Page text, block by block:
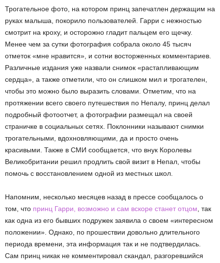
Трогательное фото, на котором принц запечатлен держащим на
руках малыша, покорило пользователей. Гарри с нежностью
смотрит на кроху, и осторожно гладит пальцем его щечку.
Менее чем за сутки фотография собрала около 45 тысяч
отметок «мне нравится», и сотни восторженных комментариев.
Различные издания уже назвали снимок «растапливающим
сердца», а также отметили, что он слишком мил и трогателен,
чтобы это можно было выразить словами. Отметим, что на
протяжении всего своего путешествия по Непалу, принц делал
подробный фотоотчет, а фотографии размещал на своей
страничке в социальных сетях. Поклонники называют снимки
трогательными, вдохновляющими, да и просто очень
красивыми. Также в СМИ сообщается, что внук Королевы
Великобритании решил продлить свой визит в Непал, чтобы
помочь с восстановлением одной из местных школ.
Напомним, несколько месяцев назад в прессе сообщалось о
том, что принц Гарри, возможно и сам вскоре станет отцом , так
как одна из его бывших подружек заявила о своем «интересном
положении». Однако, по прошествии довольно длительного
периода времени, эта информация так и не подтвердилась.
Сам принц никак не комментировал скандал, разгоревшийся